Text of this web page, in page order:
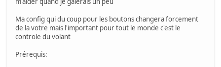
Ma config qui du coup pour les boutons changera forcement
de la votre mais l'important pour tout le monde c'est le
controle du volant
Prérequis: